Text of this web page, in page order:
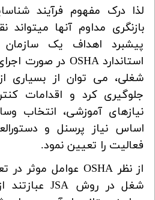
لذا درک مفهوم فرآیند
بازنگری مداوم آنها میتواند
پیشبرد اهداف
یک سازمان
استانداردOSHA در صورت
شغلی، می توان از بسیاری
جلوگیری کرد و اقدامات
نیازهای آموزشی، انتخاب
اساس نیاز پرسنل و
فعالیت را تعیین نمود.
از نظرOSHA عوامل موثر در
شغل در روش JSAعبازتند